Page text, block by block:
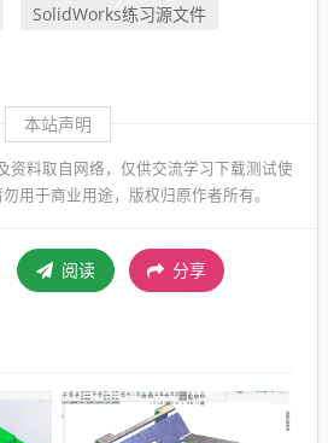
SolidWorks练习源文件
本站声明
资料取自网络，仅供交流学习下载测试使
用于商业用途，版权归原作者所有。
阅读 分享